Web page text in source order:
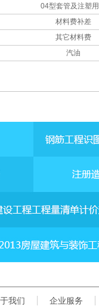
04型套管及注塑
材料费补差
其它材料费
汽油
我们 企业服务